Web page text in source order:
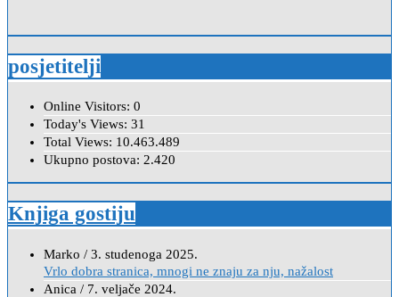
posjetitelji
Online Visitors: 0
Today's Views: 31
Total Views: 10.463.489
Ukupno postova: 2.420
Knjiga gostiju
Marko / 3. studenoga 2025.
Vrlo dobra stranica, mnogi ne znaju za nju, nažalost
Anica / 7. veljače 2024.